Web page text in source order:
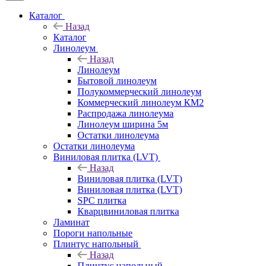
Каталог
Назад
Каталог
Линолеум
Назад
Линолеум
Бытовой линолеум
Полукоммерческий линолеум
Коммерческий линолеум КМ2
Распродажа линолеума
Линолеум ширина 5м
Остатки линолеума
Остатки линолеума
Виниловая плитка (LVT)
Назад
Виниловая плитка (LVT)
Виниловая плитка (LVT)
SPC плитка
Кварцвиниловая плитка
Ламинат
Пороги напольные
Плинтус напольный
Назад